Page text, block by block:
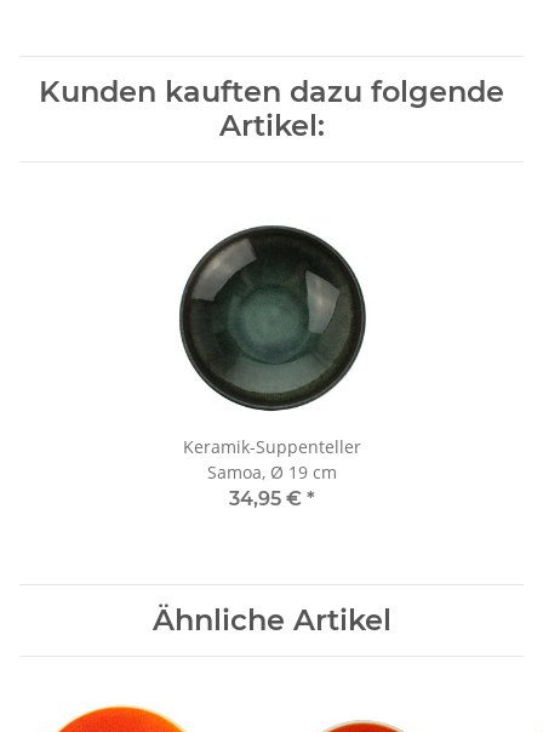
Kunden kauften dazu folgende
Artikel:
Keramik-Suppenteller
Samoa, Ø 19 cm
34,95 € *
Ähnliche Artikel